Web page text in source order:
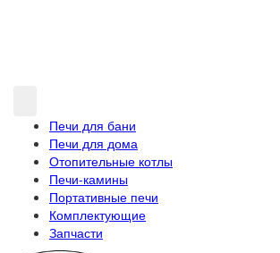
Печи для бани
Печи для дома
Отопительные котлы
Печи-камины
Портативные печи
Комплектующие
Запчасти